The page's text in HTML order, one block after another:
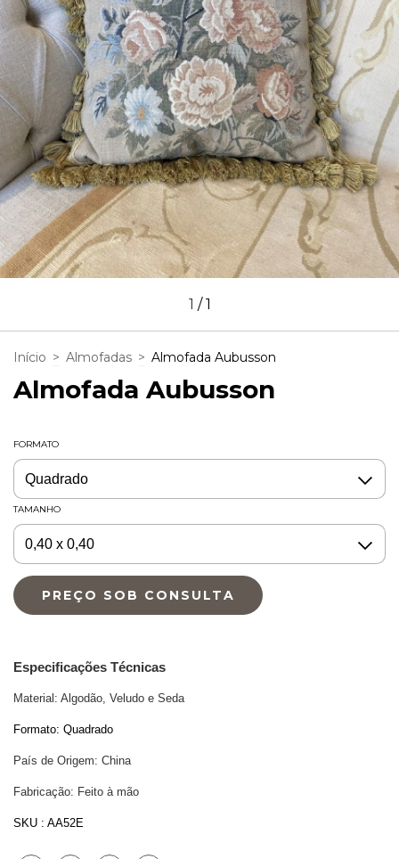
1 /1
Início > Almofadas > Almofada Aubusson
Almofada Aubusson
FORMATO
TAMANHO
Especificações Técnicas
Material: Algodão, Veludo e Seda
Formato: Quadrado
País de Origem: China
Fabricação: Feito à mão
SKU : AA52E